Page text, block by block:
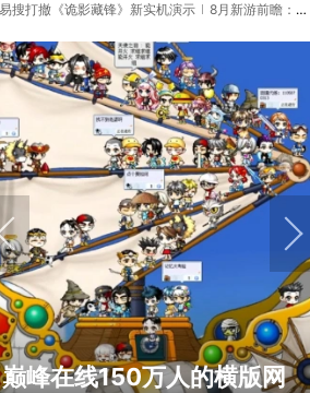
搜打撤《诡影藏锋》新实机演示 8月新游前瞻：《诡秘之主》领衔
巅峰在线150万人的横版网